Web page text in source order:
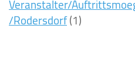
Veranstalter/
/Rodersdorf(1)